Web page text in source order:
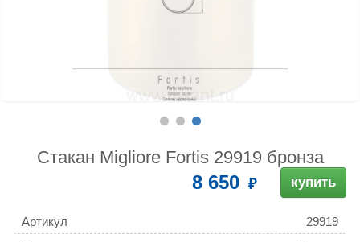
Стакан Migliore Fortis 29919 бронза
8 650 купить
Артикул 29919